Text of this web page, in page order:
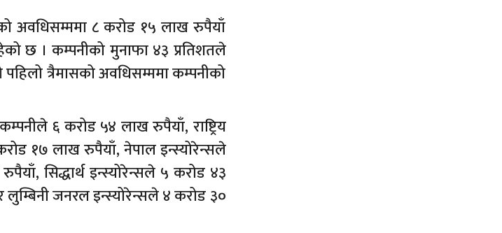
अवधिसम्ममा ८ करोड १५ लाख रुपैयाँ
छ । कम्पनीको मुनाफा ४३ प्रतिशतले
त्रैमासको अवधिसम्ममा कम्पनीको
६ करोड ५४ लाख रुपैयाँ, राष्ट्रिय
१७ लाख रुपैयाँ, नेपाल इन्स्योरेन्सले
सिद्धार्थ इन्स्योरेन्सले ५ करोड ४३
जनरल इन्स्योरेन्सले ४ करोड ३०